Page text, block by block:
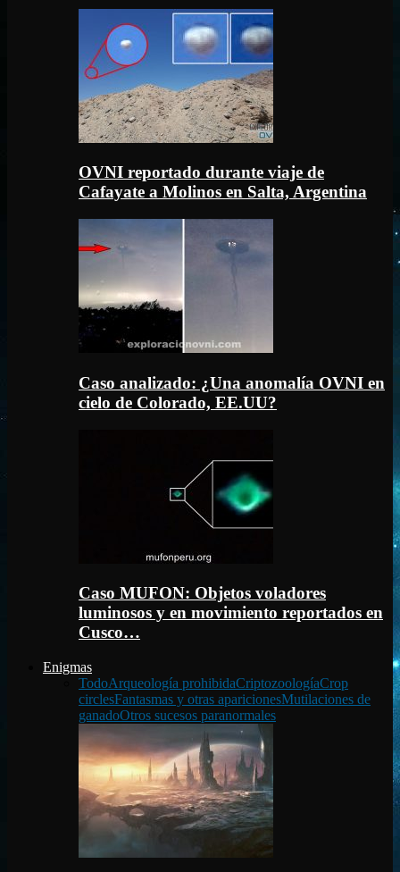
OVNI reportado durante viaje de
Cafayate a Molinos en Salta, Argentina
Caso analizado: ¿Una anomalía OVNI en
cielo de Colorado, EE.UU?
Caso MUFON: Objetos voladores
luminosos y en movimiento reportados en
Cusco…
Enigmas
TodoArqueología prohibidaCriptozoologíaCrop
circlesFantasmas y otras aparicionesMutilaciones de
ganadoOtros sucesos paranormales